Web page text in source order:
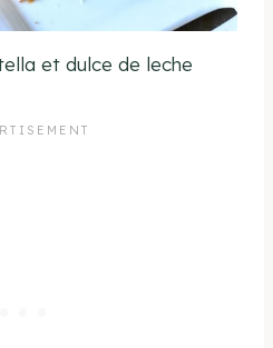
et dulce de leche